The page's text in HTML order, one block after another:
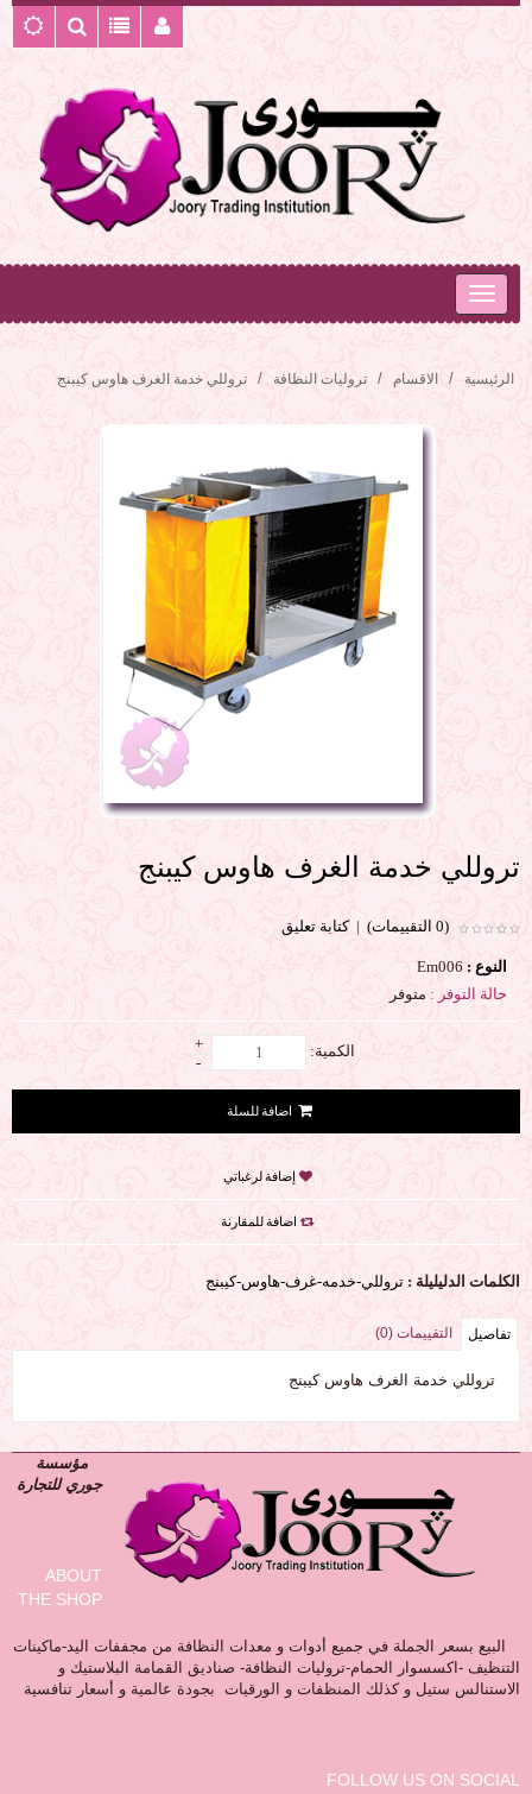
الرئيسية الاقسام تروليات النظافة تروللي خدمة الغرف هاوس كيبنج
تروللي خدمة الغرف هاوس كيبنج
(0 التقييمات) |كتابة تعليق
النوع :
حالة التوفر : متوفر
الكمية:
+
-
إضافة لرغباتي
اضافة للمقارنة
الكلمات الدليليلة : تروللي-خدمه-غرف-هاوس-كيبنج
تفاصيل التقييمات (0)
تروللي خدمة الغرف هاوس كيبنج
مؤسسة
جوري للتجارة
ABOUT
THE SHOP
البيع بسعر الجملة في جميع أدوات و معدات النظافة من مجففات اليد-ماكينات
التنظيف -اكسسوار الحمام-تروليات النظافة- صناديق القمامة البلاستيك و
الاستنالس ستيل و كذلك المنظفات و الورقيات بجودة عالمية و أسعار تنافسية
FOLLOW US ON SOCIAL